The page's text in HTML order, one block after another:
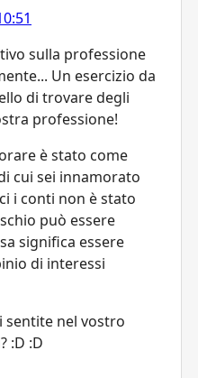
sulla professione
Un esercizio da
di trovare degli
professione!
è stato come
cui sei innamorato
i conti non è stato
può essere
significa essere
di interessi
sentite nel vostro
:D :D